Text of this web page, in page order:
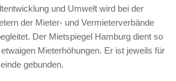
und Umwelt wird bei der
der Mieter- und Vermieterverbände
Der Mietspiegel Hamburg dient so
Mieterhöhungen. Er ist jeweils für
gebunden.